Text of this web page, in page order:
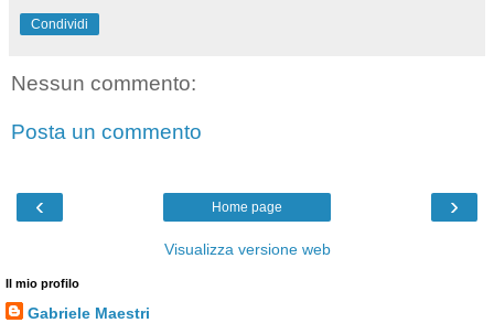
Condividi
Nessun commento:
Posta un commento
‹ ›
Home page
Visualizza versione web
Il mio profilo
Gabriele Maestri